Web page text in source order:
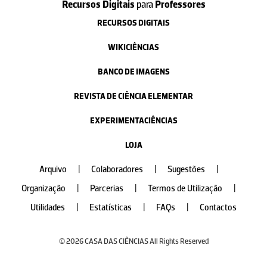
Recursos Digitais paraProfessores
RECURSOS DIGITAIS
WIKICIÊNCIAS
BANCO DE IMAGENS
REVISTA DE CIÊNCIA ELEMENTAR
EXPERIMENTACIÊNCIAS
LOJA
Arquivo Colaboradores Sugestões
Organização
Parcerias Termos de Utilização
Utilidades
Estatísticas FAQs Contactos
© 2026 CASA DAS CIÊNCIAS All Rights Reserved